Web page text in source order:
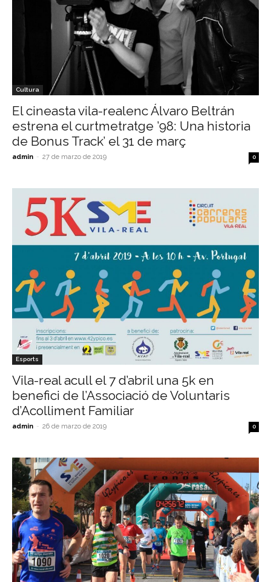
Cultura
El cineasta vila-realenc Álvaro Beltrán
estrena el curtmetratge ’98: Una historia
de Bonus Track’ el 31 de març
admin - 27 de marzo de 2019 0
Esports
Vila-real acull el 7 d’abril una 5k en
benefici de l’Associació de Voluntaris
d’Acolliment Familiar
admin - 26 de marzo de 2019 0